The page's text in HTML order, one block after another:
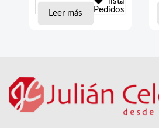
Leer más
Pedidos